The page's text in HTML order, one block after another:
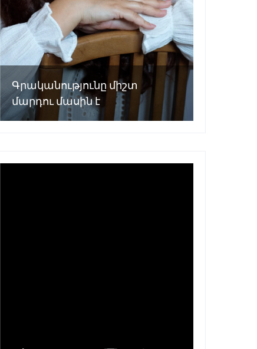
Գրականությունը միշտ
մարդու մասին է